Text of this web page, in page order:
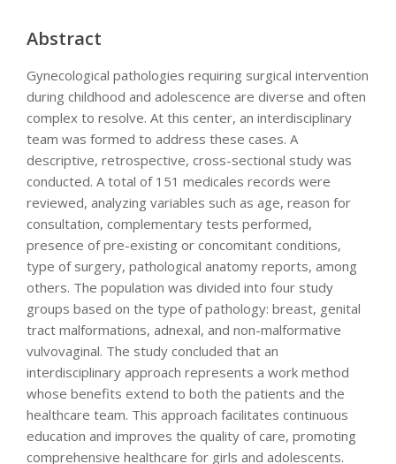
Abstract
Gynecological pathologies requiring surgical intervention
during childhood and adolescence are diverse and often
complex to resolve. At this center, an interdisciplinary
team was formed to address these cases. A
descriptive, retrospective, cross-sectional study was
conducted. A total of 151 medicales records were
reviewed, analyzing variables such as age, reason for
consultation, complementary tests performed,
presence of pre-existing or concomitant conditions,
type of surgery, pathological anatomy reports, among
others. The population was divided into four study
groups based on the type of pathology: breast, genital
tract malformations, adnexal, and non-malformative
vulvovaginal. The study concluded that an
interdisciplinary approach represents a work method
whose benefits extend to both the patients and the
healthcare team. This approach facilitates continuous
education and improves the quality of care, promoting
comprehensive healthcare for girls and adolescents.